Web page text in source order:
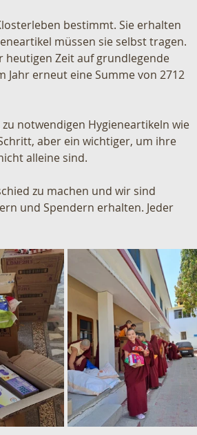
bestimmt. Sie erhalten
müssen sie selbst tragen.
heutigen Zeit auf grundlegende
Jahr erneut eine Summe von 2712
notwendigen Hygieneartikeln wie
aber ein wichtiger, um ihre
alleine sind.
zu machen und wir sind
und Spendern erhalten. Jeder